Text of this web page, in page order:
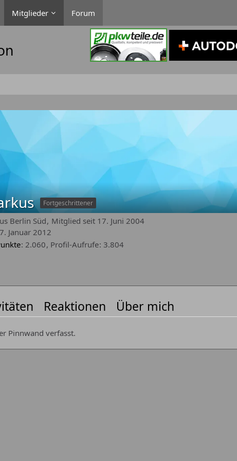
Mitglieder Forum
Fortgeschrittener
Berlin Süd Mitglied seit 17. Juni 2004
7. Januar 2012
2.060 Profil-Aufrufe 3.804
Reaktionen Über mich
Pinnwand verfasst.